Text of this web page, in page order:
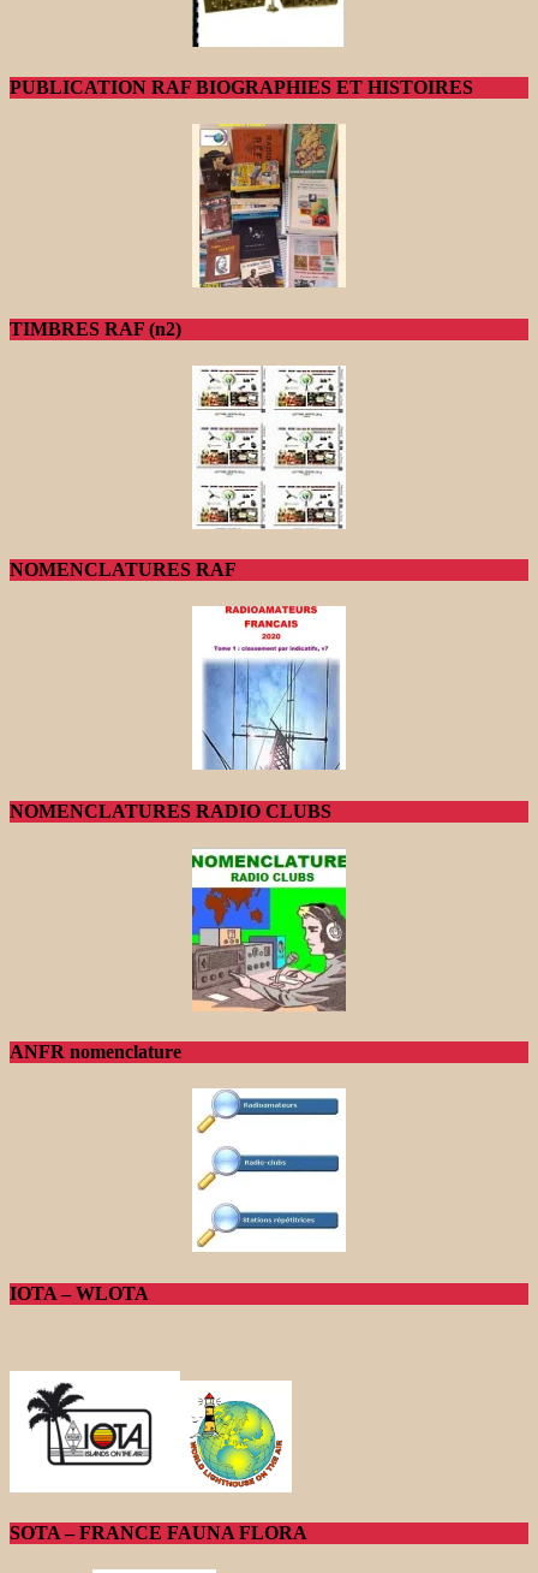
PUBLICATION RAF BIOGRAPHIES ET HISTOIRES
TIMBRES RAF (n2)
NOMENCLATURES RAF
NOMENCLATURES RADIO CLUBS
ANFR nomenclature
IOTA – WLOTA
SOTA – FRANCE FAUNA FLORA